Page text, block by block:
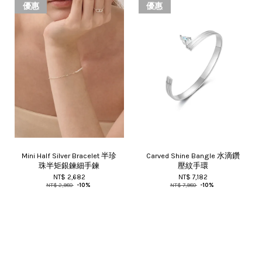
優惠
Mini Half Silver Bracelet 半珍
珠半矩銀鍊細手鍊
NT$ 2,682
NT$ 2,980 -10%
優惠
Carved Shine Bangle 水滴鑽
壓紋手環
NT$ 7,182
NT$ 7,980 -10%